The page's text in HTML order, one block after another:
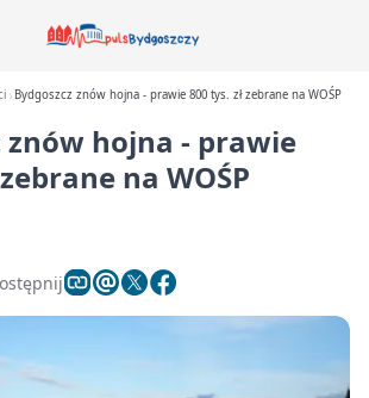
Bydgoszcz znów hojna - prawie 800 tys. zł zebrane na WOŚP
znów hojna - prawie
na WOŚP